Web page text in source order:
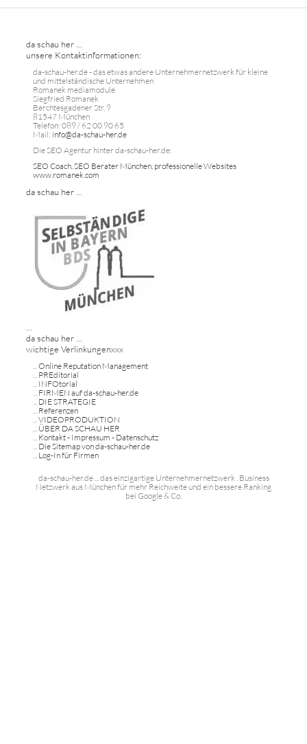
da schau her ...
unsere Kontaktinformationen:
da-schau-her.de - das etwas andere Unternehmernetzwerk für kleine
und mittelständische Unternehmen
Romanek mediamodule
Siegfried Romanek
Berchtesgadener Str. 9
81547 München
Telefon: 089 / 62 00 90 65
Mail: info@da-schau-her.de
Die SEO Agentur hinter da-schau-her.de:
SEO Coach, SEO Berater München, professionelle Websites
www.romanek.com
da schau her ...
da schau her ...
wichtige Verlinkungenxxx
...Online Reputation Management
... PREditorial
... INFOtorial
... FIRMEN auf da-schau-her.de
... DIE STRATEGIE
... Referenzen
...VIDEOPRODUKTION
... ÜBER DA SCHAU HER
... Kontakt - Impressum - Datenschutz
... Die Sitemap von da-schau-her.de
... Log-In für Firmen
da-schau-her.de ... das einzigartige Unternehmernetzwerk . Business
Netzwerk aus München für mehr Reichweite und ein bessere Ranking
bei Google & Co.